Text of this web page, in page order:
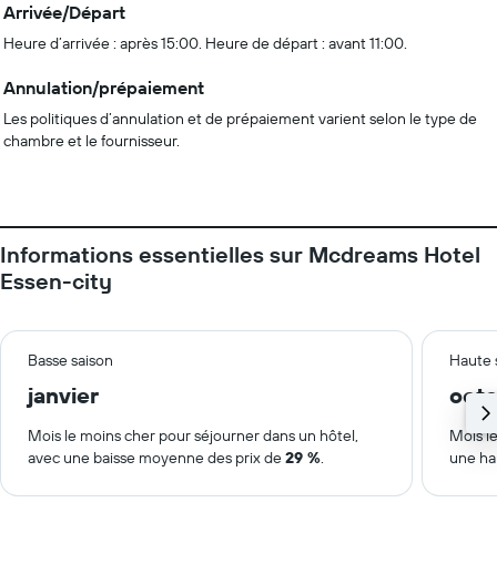
Arrivée/Départ
Heure d’arrivée : après 15:00. Heure de départ : avant 11:00.
Annulation/prépaiement
Les politiques d’annulation et de prépaiement varient selon le type de
chambre et le fournisseur.
Informations essentielles sur Mcdreams Hotel
Essen-city
Basse saison Haute
janvier
Mois le moins cher pour séjourner dans un hôtel,
avec une baisse moyenne des prix de29 %.
Mois
une